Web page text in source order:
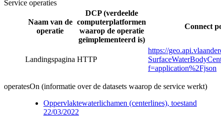
Service operaties
Naam van de
operatie
DCP (verdeelde
computerplatformen
waarop de operatie
geïmplementeerd is)
Connect
Landingspagina HTTP
https://
f=application%2Fjson
operatesOn (informatie over de datasets waarop de service werkt)
Oppervlaktewaterlichamen (centerlines), toestand
22/03/2022